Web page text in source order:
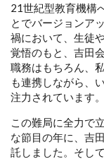
21世紀型教育機構
とでバージョンア
禍において、生徒
覚悟のもと、吉田
職務はもちろん、
も連携しながら、
注力されています。
この難局に全力で
な節目の年に、吉
託しました。そし